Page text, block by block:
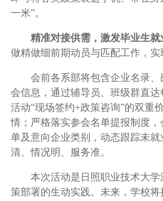
一米”。
精准对接供需，激发毕业生就
做精做细前期动员与匹配工作，实
会前各系部将包含企业名录
会信息，通过辅导员、班级群直
活动“现场签约+政策咨询”的双重
情；严格落实参会名单提报制度
单及意向企业类别，动态跟踪未
清、情况明、服务准。
本次活动是日照职业技术大学
策部署的生动实践。未来，学校